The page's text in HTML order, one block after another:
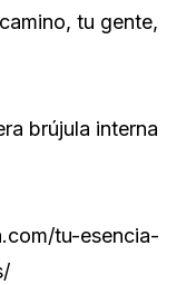
tu gente,
brújula interna
tu-esencia-